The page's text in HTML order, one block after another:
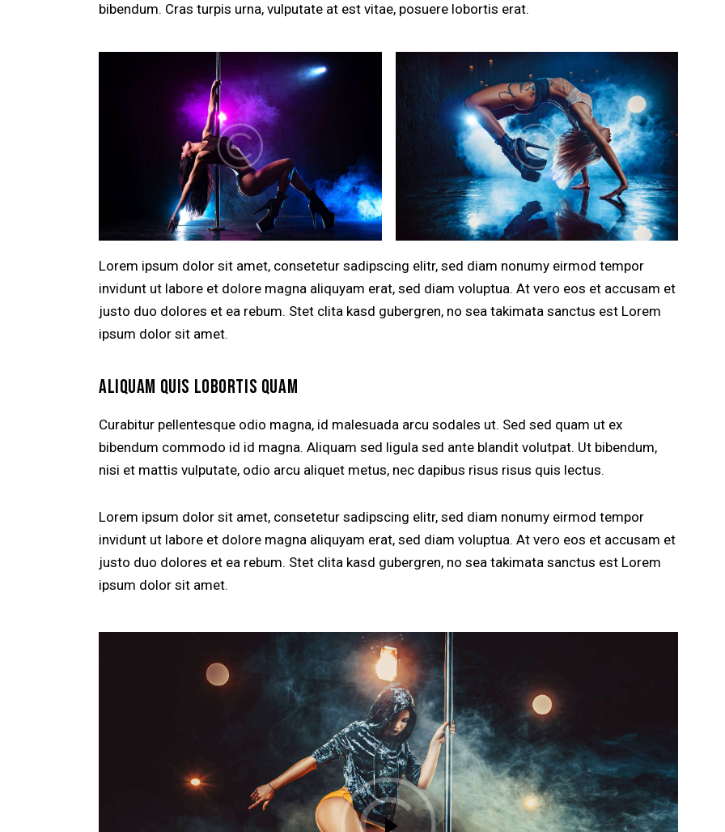
bibendum. Cras turpis urna, vulputate at est vitae, posuere lobortis erat.
Lorem ipsum dolor sit amet, consetetur sadipscing elitr, sed diam nonumy eirmod tempor
invidunt ut labore et dolore magna aliquyam erat, sed diam voluptua. At vero eos et accusam et
justo duo dolores et ea rebum. Stet clita kasd gubergren, no sea takimata sanctus est Lorem
ipsum dolor sit amet.
ALIQUAM QUIS LOBORTIS QUAM
Curabitur pellentesque odio magna, id malesuada arcu sodales ut. Sed sed quam ut ex
bibendum commodo id id magna. Aliquam sed ligula sed ante blandit volutpat. Ut bibendum,
nisi et mattis vulputate, odio arcu aliquet metus, nec dapibus risus risus quis lectus.
Lorem ipsum dolor sit amet, consetetur sadipscing elitr, sed diam nonumy eirmod tempor
invidunt ut labore et dolore magna aliquyam erat, sed diam voluptua. At vero eos et accusam et
justo duo dolores et ea rebum. Stet clita kasd gubergren, no sea takimata sanctus est Lorem
ipsum dolor sit amet.